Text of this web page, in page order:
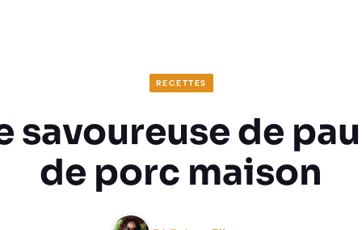
RECETTES
savoureuse de
de porc maison